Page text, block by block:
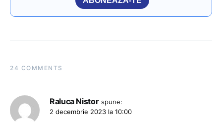
24 COMMENTS
Raluca Nistor spune:
2 decembrie 2023 la 10:00